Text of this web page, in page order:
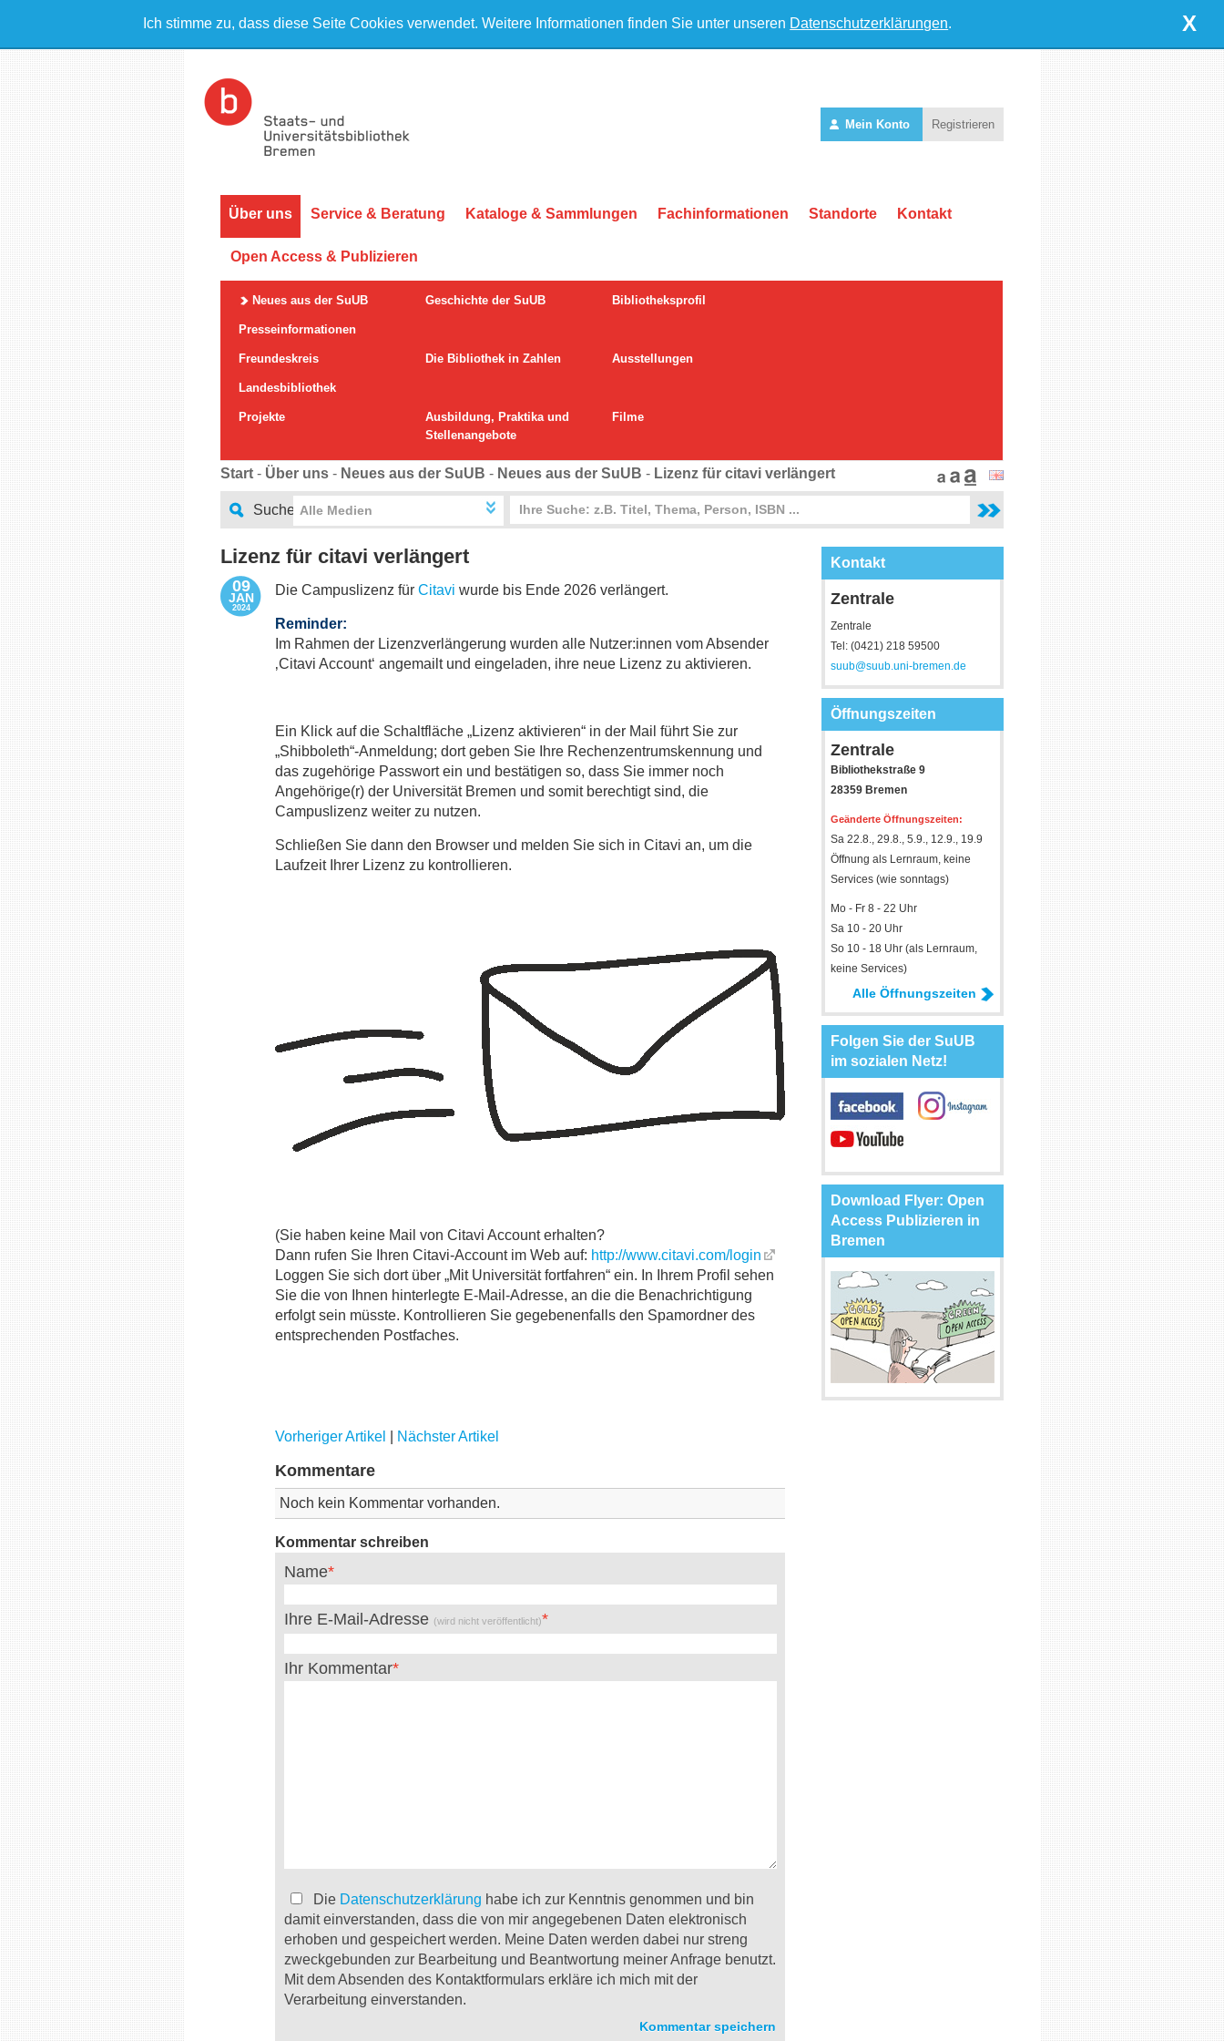
Ich stimme zu, dass diese Seite Cookies verwendet. Weitere Informationen finden Sie unter unseren Datenschutzerklärungen. X
Mein Konto Registrieren
Über uns Service & Beratung Kataloge & Sammlungen Fachinformationen Standorte Kontakt
Open Access & Publizieren
Neues aus der SuUB Geschichte der SuUB Bibliotheksprofil
Presseinformationen
Freundeskreis Die Bibliothek in Zahlen Ausstellungen
Landesbibliothek
Projekte Ausbildung, Praktika und
Stellenangebote
Filme
Start - Über uns - Neues aus der SuUB - Neues aus der SuUB - Lizenz für citavi verlängert
Suche Alle Medien
Lizenz für citavi verlängert
09
JAN
2024
Die Campuslizenz für Citavi wurde bis Ende 2026 verlängert.
Reminder:
Im Rahmen der Lizenzverlängerung wurden alle Nutzer:innen vom Absender
‚Citavi Account‘ angemailt und eingeladen, ihre neue Lizenz zu aktivieren.
Ein Klick auf die Schaltfläche „Lizenz aktivieren“ in der Mail führt Sie zur
„Shibboleth“-Anmeldung; dort geben Sie Ihre Rechenzentrumskennung und
das zugehörige Passwort ein und bestätigen so, dass Sie immer noch
Angehörige(r) der Universität Bremen und somit berechtigt sind, die
Campuslizenz weiter zu nutzen.
Schließen Sie dann den Browser und melden Sie sich in Citavi an, um die
Laufzeit Ihrer Lizenz zu kontrollieren.
(Sie haben keine Mail von Citavi Account erhalten?
Dann rufen Sie Ihren Citavi-Account im Web auf: http://www.citavi.com/login
Loggen Sie sich dort über „Mit Universität fortfahren“ ein. In Ihrem Profil sehen
Sie die von Ihnen hinterlegte E-Mail-Adresse, an die die Benachrichtigung
erfolgt sein müsste. Kontrollieren Sie gegebenenfalls den Spamordner des
entsprechenden Postfaches.
Vorheriger Artikel Nächster Artikel
Kommentare
Noch kein Kommentar vorhanden.
Kommentar schreiben
Name
Ihre E-Mail-Adresse (wird nicht veröffentlicht)
Ihr Kommentar
Die Datenschutzerklärung habe ich zur Kenntnis genommen und bin
damit einverstanden, dass die von mir angegebenen Daten elektronisch
erhoben und gespeichert werden. Meine Daten werden dabei nur streng
zweckgebunden zur Bearbeitung und Beantwortung meiner Anfrage benutzt.
Mit dem Absenden des Kontaktformulars erkläre ich mich mit der
Verarbeitung einverstanden.
Kontakt
Zentrale
Zentrale
Tel: (0421) 218 59500
suub@suub.uni-bremen.de
Öffnungszeiten
Zentrale
Bibliothekstraße 9
28359 Bremen
Geänderte Öffnungszeiten:
Sa 22.8., 29.8., 5.9., 12.9., 19.9
Öffnung als Lernraum, keine
Services (wie sonntags)
Mo - Fr 8 - 22 Uhr
Sa 10 - 20 Uhr
So 10 - 18 Uhr (als Lernraum,
keine Services)
Alle Öffnungszeiten
Folgen Sie der SuUB
im sozialen Netz!
Download Flyer: Open
Access Publizieren in
Bremen